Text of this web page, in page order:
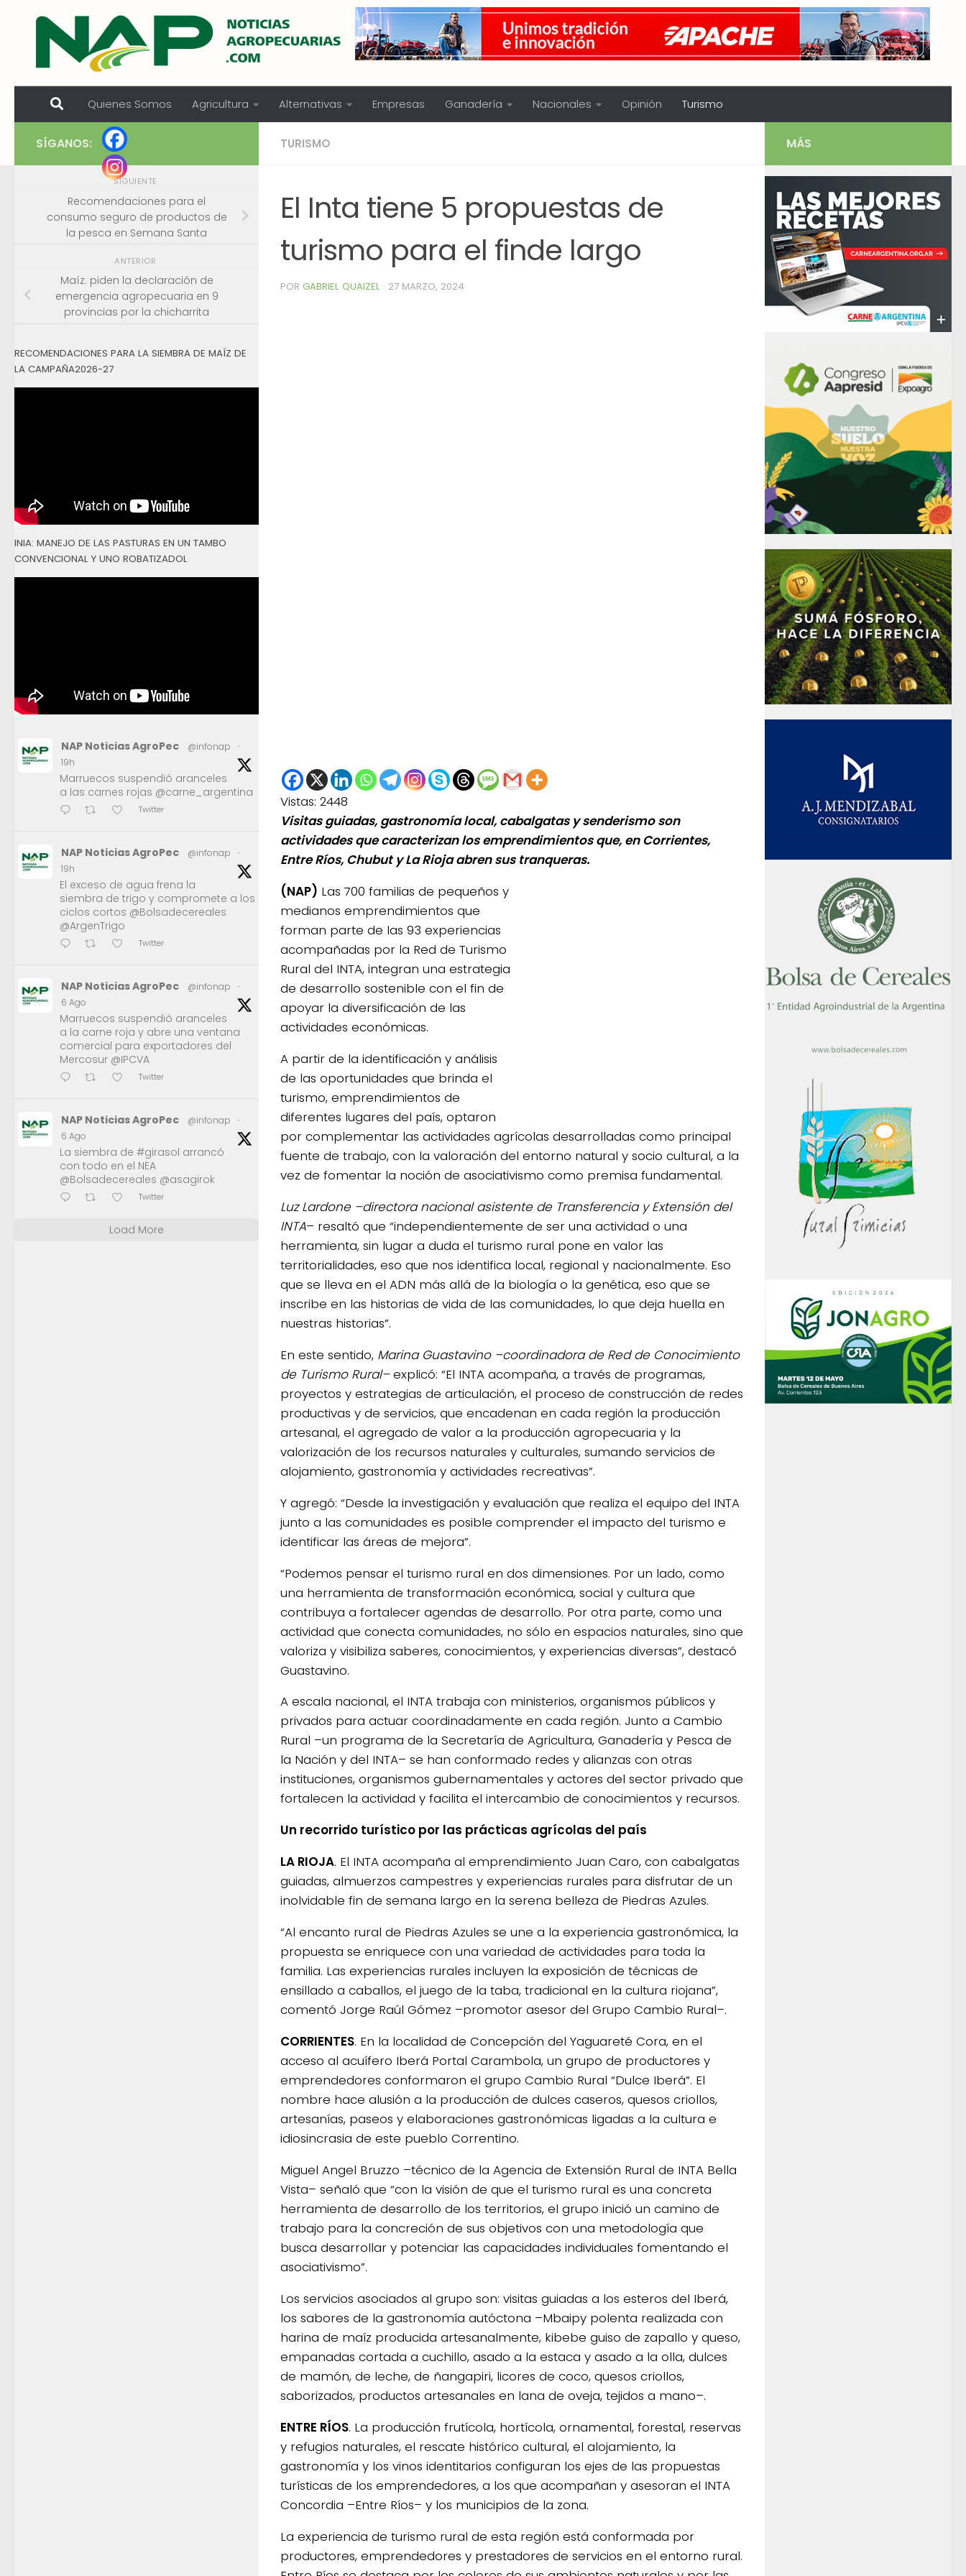
Skip to content
Quienes Somos Agricultura Alternativas Empresas Ganadería Nacionales Opinión Turismo
TURISMO
El Inta tiene 5 propuestas de
turismo para el finde largo
POR GABRIEL QUAIZEL · 27 MARZO, 2024
Vistas: 2448
Visitas guiadas, gastronomía local, cabalgatas y senderismo son
actividades que caracterizan los emprendimientos que, en Corrientes,
Entre Ríos, Chubut y La Rioja abren sus tranqueras.
(NAP) Las 700 familias de pequeños y
medianos emprendimientos que
forman parte de las 93 experiencias
acompañadas por la Red de Turismo
Rural del INTA, integran una estrategia
de desarrollo sostenible con el fin de
apoyar la diversificación de las
actividades económicas.
A partir de la identificación y análisis
de las oportunidades que brinda el
turismo, emprendimientos de
diferentes lugares del país, optaron
por complementar las actividades agrícolas desarrolladas como principal
fuente de trabajo, con la valoración del entorno natural y socio cultural, a la
vez de fomentar la noción de asociativismo como premisa fundamental.
Luz Lardone –directora nacional asistente de Transferencia y Extensión del
INTA– resaltó que “independientemente de ser una actividad o una
herramienta, sin lugar a duda el turismo rural pone en valor las
territorialidades, eso que nos identifica local, regional y nacionalmente. Eso
que se lleva en el ADN más allá de la biología o la genética, eso que se
inscribe en las historias de vida de las comunidades, lo que deja huella en
nuestras historias”.
En este sentido, Marina Guastavino –coordinadora de Red de Conocimiento
de Turismo Rural–explicó: “El INTA acompaña, a través de programas,
proyectos y estrategias de articulación, el proceso de construcción de redes
productivas y de servicios, que encadenan en cada región la producción
artesanal, el agregado de valor a la producción agropecuaria y la
valorización de los recursos naturales y culturales, sumando servicios de
alojamiento, gastronomía y actividades recreativas”.
Y agregó: “Desde la investigación y evaluación que realiza el equipo del INTA
junto a las comunidades es posible comprender el impacto del turismo e
identificar las áreas de mejora”.
“Podemos pensar el turismo rural en dos dimensiones. Por un lado, como
una herramienta de transformación económica, social y cultura que
contribuya a fortalecer agendas de desarrollo. Por otra parte, como una
actividad que conecta comunidades, no sólo en espacios naturales, sino que
valoriza y visibiliza saberes, conocimientos, y experiencias diversas”, destacó
Guastavino.
A escala nacional, el INTA trabaja con ministerios, organismos públicos y
privados para actuar coordinadamente en cada región. Junto a Cambio
Rural –un programa de la Secretaría de Agricultura, Ganadería y Pesca de
la Nación y del INTA– se han conformado redes y alianzas con otras
instituciones, organismos gubernamentales y actores del sector privado que
fortalecen la actividad y facilita el intercambio de conocimientos y recursos.
Un recorrido turístico por las prácticas agrícolas del país
LA RIOJA. El INTA acompaña al emprendimiento Juan Caro, con cabalgatas
guiadas, almuerzos campestres y experiencias rurales para disfrutar de un
inolvidable fin de semana largo en la serena belleza de Piedras Azules.
“Al encanto rural de Piedras Azules se une a la experiencia gastronómica, la
propuesta se enriquece con una variedad de actividades para toda la
familia. Las experiencias rurales incluyen la exposición de técnicas de
ensillado a caballos, el juego de la taba, tradicional en la cultura riojana”,
comentó Jorge Raúl Gómez –promotor asesor del Grupo Cambio Rural–.
CORRIENTES. En la localidad de Concepción del Yaguareté Cora, en el
acceso al acuífero Iberá Portal Carambola, un grupo de productores y
emprendedores conformaron el grupo Cambio Rural “Dulce Iberá”. El
nombre hace alusión a la producción de dulces caseros, quesos criollos,
artesanías, paseos y elaboraciones gastronómicas ligadas a la cultura e
idiosincrasia de este pueblo Correntino.
Miguel Angel Bruzzo –técnico de la Agencia de Extensión Rural de INTA Bella
Vista– señaló que “con la visión de que el turismo rural es una concreta
herramienta de desarrollo de los territorios, el grupo inició un camino de
trabajo para la concreción de sus objetivos con una metodología que
busca desarrollar y potenciar las capacidades individuales fomentando el
asociativismo”.
Los servicios asociados al grupo son: visitas guiadas a los esteros del Iberá,
los sabores de la gastronomía autóctona –Mbaipy polenta realizada con
harina de maíz producida artesanalmente, kibebe guiso de zapallo y queso,
empanadas cortada a cuchillo, asado a la estaca y asado a la olla, dulces
de mamón, de leche, de ñangapiri, licores de coco, quesos criollos,
saborizados, productos artesanales en lana de oveja, tejidos a mano–.
ENTRE RÍOS. La producción frutícola, hortícola, ornamental, forestal, reservas
y refugios naturales, el rescate histórico cultural, el alojamiento, la
gastronomía y los vinos identitarios configuran los ejes de las propuestas
turísticas de los emprendedores, a los que acompañan y asesoran el INTA
Concordia –Entre Ríos– y los municipios de la zona.
La experiencia de turismo rural de esta región está conformada por
productores, emprendedores y prestadores de servicios en el entorno rural.
SÍGANOS:
SIGUIENTE
Recomendaciones para el
consumo seguro de productos de
la pesca en Semana Santa
ANTERIOR
Maíz: piden la declaración de
emergencia agropecuaria en 9
provincias por la chicharrita
RECOMENDACIONES PARA LA SIEMBRA DE MAÍZ DE
LA CAMPAÑA2026-27
INIA: MANEJO DE LAS PASTURAS EN UN TAMBO
CONVENCIONAL Y UNO ROBATIZADOL
NAP Noticias AgroPec @infonap
·
19h
Marruecos suspendió aranceles
a las carnes rojas @carne_argentina
Twitter
NAP Noticias AgroPec @infonap
·
19h
El exceso de agua frena la
siembra de trigo y compromete a los
ciclos cortos @Bolsadecereales
@ArgenTrigo
Twitter
NAP Noticias AgroPec @infonap
·
6 Ago
Marruecos suspendió aranceles
a la carne roja y abre una ventana
comercial para exportadores del
Mercosur @IPCVA
Twitter
NAP Noticias AgroPec @infonap
·
6 Ago
La siembra de #girasol arrancó
con todo en el NEA
@Bolsadecereales @asagirok
Twitter
Load More
MÁS